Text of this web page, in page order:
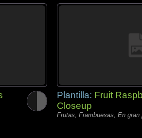
Plantilla: Fruit
Closeup
Frutas, Frambuesas, En gran